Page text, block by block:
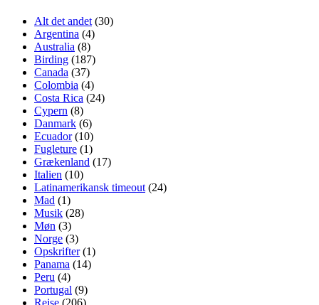
Alt det andet (30)
Argentina (4)
Australia (8)
Birding (187)
Canada (37)
Colombia (4)
Costa Rica (24)
Cypern (8)
Danmark (6)
Ecuador(10)
Fugleture (1)
Grækenland (17)
Italien (10)
Latinamerikansk timeout (24)
Mad (1)
Musik (28)
Møn (3)
Norge (3)
Opskrifter(1)
Panama (14)
Peru (4)
Portugal (9)
Rejse (206)